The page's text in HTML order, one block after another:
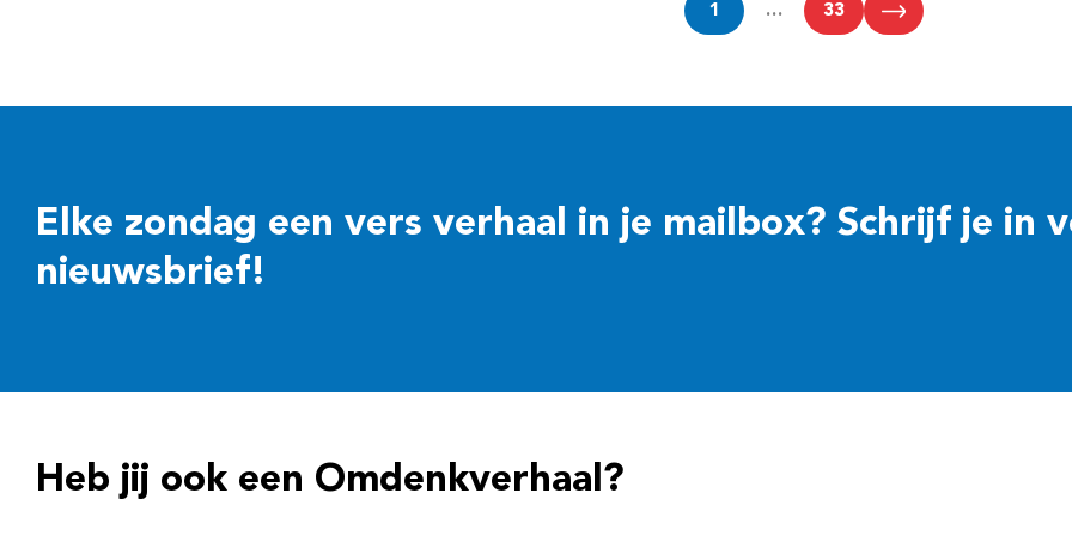
1 … 33
Elke zondag een vers verhaal in je mailbox? Schrijf je in
nieuwsbrief!
Heb jij ook een Omdenkverhaal?